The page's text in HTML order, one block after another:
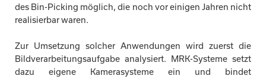
des Bin-Picking möglich, die noch vor einigen Jahren nicht
realisierbar waren.
Zur Umsetzung solcher Anwendungen wird zuerst die
Bildverarbeitungsaufgabe analysiert. MRK-Systeme setzt
dazu eigene Kamerasysteme ein und bindet